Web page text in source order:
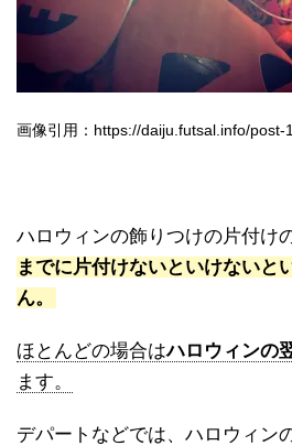
画像引用：https://daiju.futsal.info/post-
ハロウィンの飾りつけの片付け
までに片付けないといけないと
ん。
ほとんどの場合はハロウィンの
ます。
デパートなどでは、ハロウィン